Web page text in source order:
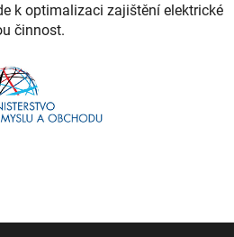
k optimalizaci zajištění elektrické
činnost.